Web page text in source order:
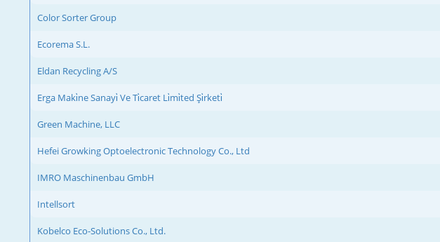
Color Sorter Group
Ecorema S.L.
Eldan Recycling A/S
Erga Maki̇ne Sanayi̇ Ve Ti̇caret Li̇mi̇ted Şi̇rketi̇
Green Machine, LLC
Hefei Growking Optoelectronic Technology Co., Ltd
IMRO Maschinenbau GmbH
Intellsort
Kobelco Eco-Solutions Co., Ltd.